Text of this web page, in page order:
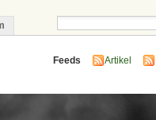
Feeds Artikel